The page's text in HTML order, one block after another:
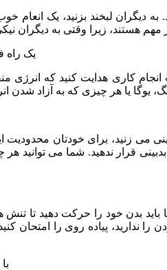
به دیگران لبخند بزنید، یک
۴- یک
کاری هدایت کنید که انرژی
زنید، برای خودتان محدودیت
قرار ندهید. شما می
خود را حرکت دهید تا تنش
ندارید، پیاده روی را امتحان